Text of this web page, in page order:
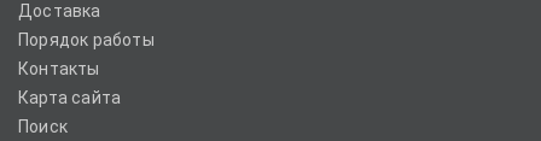
Доставка
Порядок работы
Контакты
Карта сайта
Поиск